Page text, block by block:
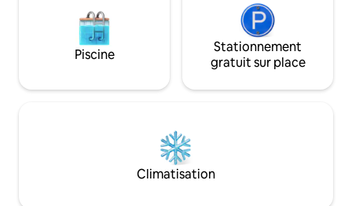
Piscine
Stationnement
gratuit sur place
Climatisation